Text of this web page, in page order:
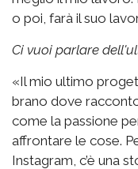
o poi, farà il suo
Ci vuoi parlare
«Il mio ultimo
brano dove
come la passione
affrontare le cose.
Instagram, c’è una